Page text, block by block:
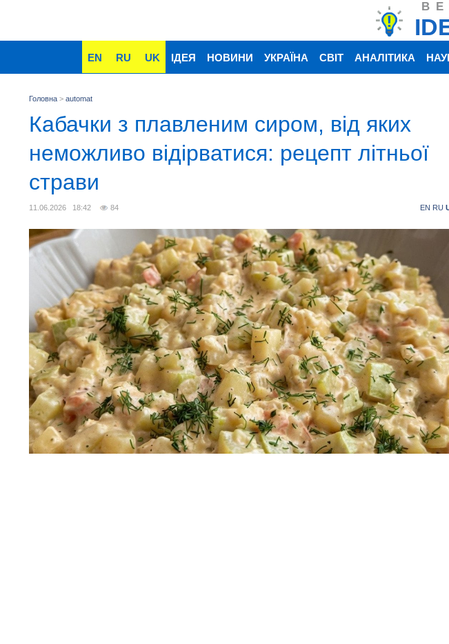
EN RU UK ІДЕЯ НОВИНИ УКРАЇНА СВІТ АНАЛІТИКА
Головна > automat
Кабачки з плавленим сиром, від яких
неможливо відірватися: рецепт літньої
страви
11.06.2026 18:42 84 EN RU